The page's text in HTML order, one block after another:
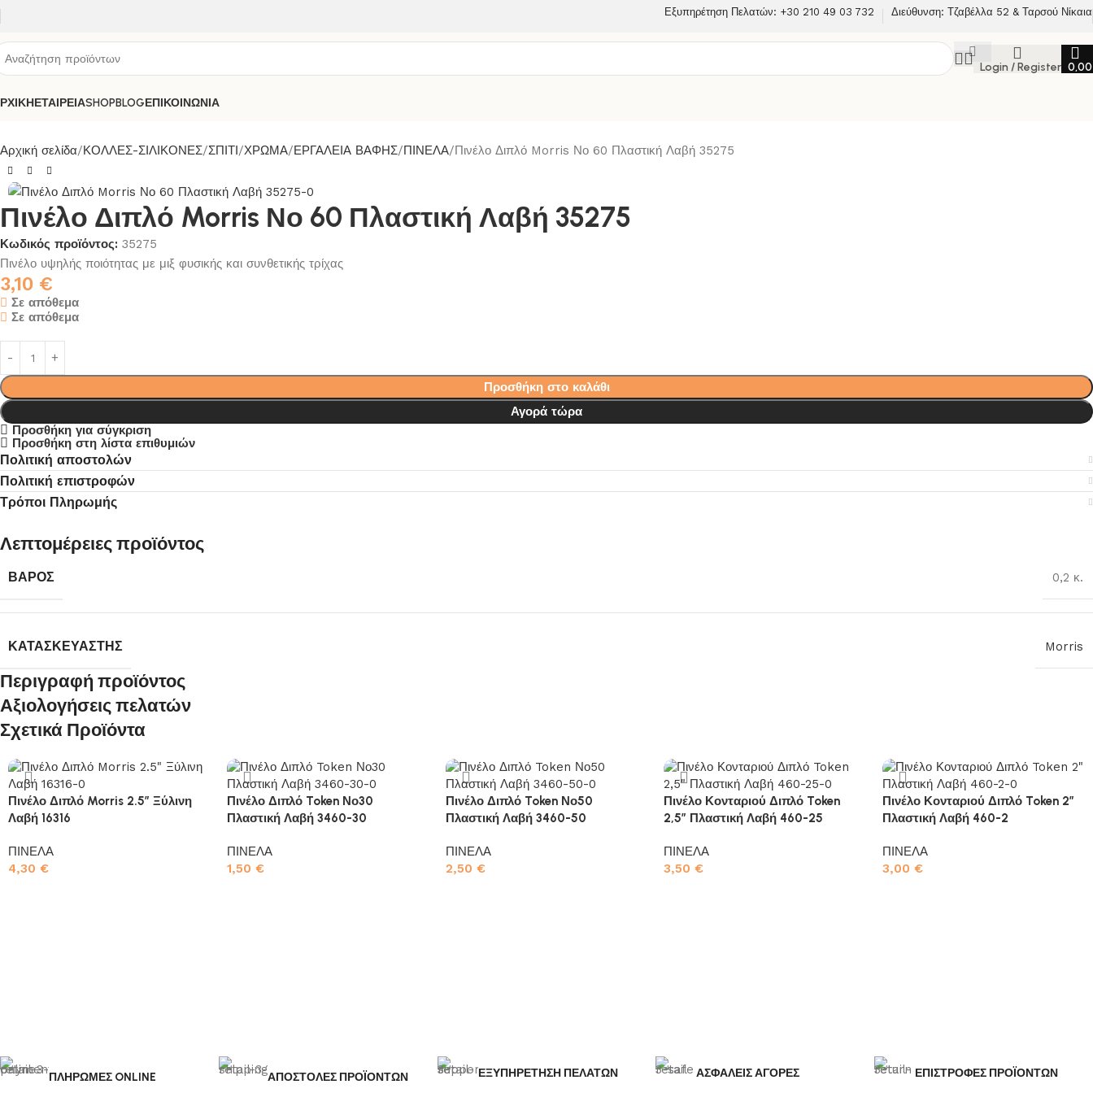
Εξυπηρέτηση Πελατών: +30 210 49 03 732 Διεύθυνση: Τζαβέλλα 52 & Ταρσού Νίκαια
Login / Register
ΕΤΑΙΡΕΙΑSHOPBLOGΕΠΙΚΟΙΝΩΝΙΑ
Αρχική σελίδα ΚΟΛΛΕΣ-ΣΙΛΙΚΟΝΕΣ ΣΠΙΤΙ ΧΡΩΜΑ ΕΡΓΑΛΕΙΑ ΒΑΦΗΣ ΠΙΝΕΛΑ Πινέλο Διπλό Morris Νο 60 Πλαστική Λαβή 35275
Πινέλο Διπλό Morris Νο 60 Πλαστική Λαβή 35275
Κωδικός προϊόντος: 35275
Πινέλο υψηλής ποιότητας με μιξ φυσικής και συνθετικής τρίχας
3,10 €
Σε απόθεμα
Σε απόθεμα
Προσθήκη στο καλάθι
Αγορά τώρα
Προσθήκη για σύγκριση
Προσθήκη στη λίστα επιθυμιών
Πολιτική αποστολών
Πολιτική επιστροφών
Τρόποι Πληρωμής
Λεπτομέρειες προϊόντος
ΒΆΡΟΣ 0,2 κ.
ΚΑΤΑΣΚΕΥΑΣΤΉΣ Morris
Περιγραφή προϊόντος
Αξιολογήσεις πελατών
Σχετικά Προϊόντα
Πινέλο Διπλό Morris 2.5″ Ξύλινη
Λαβή 16316
ΠΙΝΕΛΑ
4,30 €
Πινέλο Διπλό Token Νο30
Πλαστική Λαβή 3460-30
ΠΙΝΕΛΑ
1,50 €
Πινέλο Διπλό Token Νο50
Πλαστική Λαβή 3460-50
ΠΙΝΕΛΑ
2,50 €
Πινέλο Κονταριού Διπλό Token
2,5″ Πλαστική Λαβή 460-25
ΠΙΝΕΛΑ
3,50€
Πινέλο Κονταριού Διπλό Token 2″
Πλαστική Λαβή 460-2
ΠΙΝΕΛΑ
3,00€
ΠΛΗΡΩΜΕΣ ONLINE ΑΠΟΣΤΟΛΕΣ ΠΡΟΪΟΝΤΩΝ ΕΞΥΠΗΡΕΤΗΣΗ ΠΕΛΑΤΩΝ ΑΣΦΑΛΕΙΣ ΑΓΟΡΕΣ ΕΠΙΣΤΡΟΦΕΣ ΠΡΟΪΟΝΤΩΝ